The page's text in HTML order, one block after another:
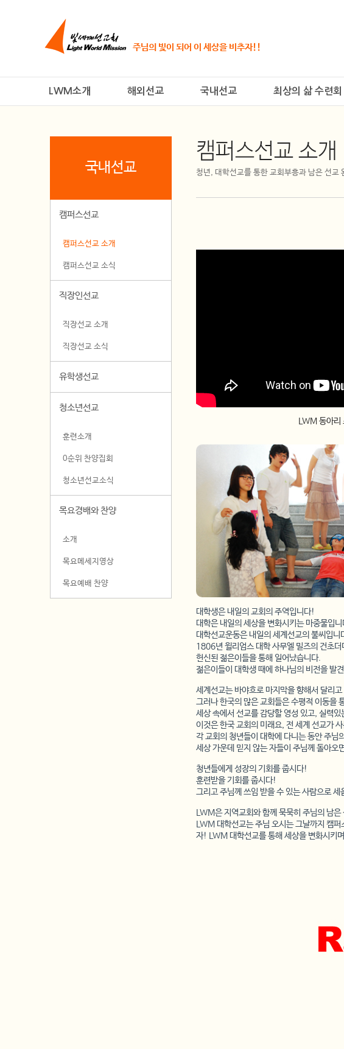
주님의 빛이 되어 이 세상을 비추자!!
LWM소개 해외선교 국내선교 최상의 삶 수련회
국내선교
캠퍼스선교
캠퍼스선교 소개
캠퍼스선교 소식
직장인선교
직장선교 소개
직장선교 소식
유학생선교
청소년선교
훈련소개
0순위 찬양집회
청소년선교소식
목요경배와 찬양
소개
목요메세지영상
목요예배 찬양
캠퍼스선교 소개
청년, 대학선교를 통한 교회부흥과 남은 선교
LWM 동아리
대학생은 내일의 교회의 주역입니다!
대학은 내일의 세상을 변화시키는 마중물입
대학선교운동은 내일의 세계선교의 불씨입니
1806년 윌리엄스 대학 사무엘 밀즈의 건초
헌신된 젊은이들을 통해 일어났습니다.
젊은이들이 대학생 때에 하나님의 비전을 발
세계선교는 바야흐로 마지막을 향해서 달리
그러나 한국의 많은 교회들은 수평적 이동을
세상 속에서 선교를 감당할 영성 있고, 실력
이것은 한국 교회의 미래요, 전 세계 선교가
각 교회의 청년들이 대학에 다니는 동안 주님
세상 가운데 믿지 않는 자들이 주님께 돌아오
청년들에게 성장의 기회를 줍시다!
훈련받을 기회를 줍시다!
그리고 주님께 쓰임 받을 수 있는 사람으로 세
LWM은 지역교회와 함께 묵묵히 주님의 남
LWM 대학선교는 주님 오시는 그날까지 캠
자! LWM 대학선교를 통해 세상을 변화시키